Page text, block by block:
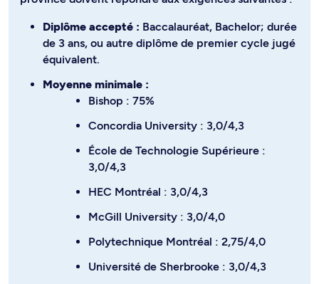
Diplôme accepté : Baccalauréat, Bachelor; durée
de 3 ans, ou autre diplôme de premier cycle jugé
équivalent.
Moyenne minimale :
Bishop : 75%
Concordia University : 3,0/4,3
École de Technologie Supérieure :
3,0/4,3
HEC Montréal : 3,0/4,3
McGill University : 3,0/4,0
Polytechnique Montréal : 2,75/4,0
Université de Sherbrooke : 3,0/4,3